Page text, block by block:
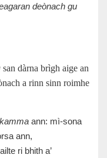
deònach gu
san dàrna brìgh aige an
a rinn sinn roimhe
kamma ann: mì-sona
ann,
ri bhith a’